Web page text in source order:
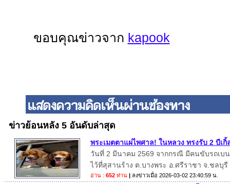
ขอบคุณข่าวจาก kapook
ข่าวย้อนหลัง 5 อันดับล่าสุด
พระเมตตาแผ่ไพศาล! ในหลวง ทรงรับ 2 บีเ
วันที่ 2 มีนาคม 2569 จากกรณี มีคนขับรถเบ
ไว้ที่สุสานร้าง ต.บางพระ อ.ศรีราชา จ.ชลบุรี
อ่าน : 652ท่าน | ลงข่าวเมื่อ 2026-03-02 23:40:59 น.